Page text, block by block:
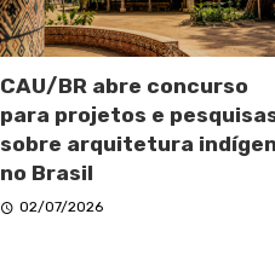
CAU/BR abre concurso
para projetos e
sobre arquitetura
no Brasil
02/07/2026